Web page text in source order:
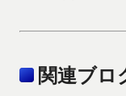
関連ブロ